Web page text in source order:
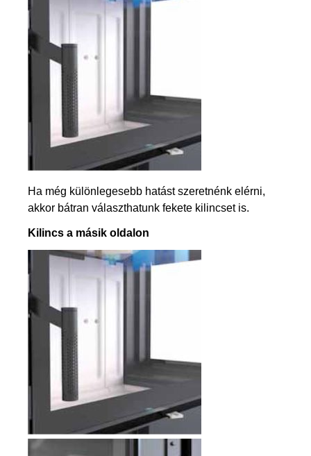
Ha még különlegesebb hatást szeretnénk elérni,
akkor bátran választhatunk fekete kilincset is.
Kilincs a másik oldalon